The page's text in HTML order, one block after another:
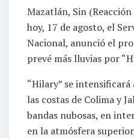
Mazatlán, Sin
hoy, 17 de agosto, el
Nacional, anunció el
prevé más lluvias por
“Hilary” se
las costas de Colima y
bandas nubosas, en
en la atmósfera